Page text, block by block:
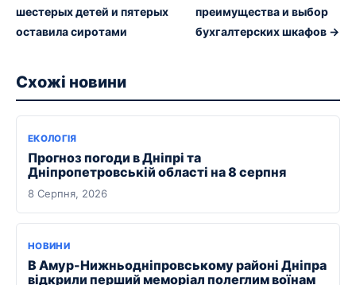
шестерых детей и пятерых
оставила сиротами
преимущества и выбор
бухгалтерских шкафов →
Схожі новини
ЕКОЛОГІЯ
Прогноз погоди в Дніпрі та
Дніпропетровській області на 8 серпня
8 Серпня, 2026
НОВИНИ
В Амур-Нижньодніпровському районі Дніпра
відкрили перший меморіал полеглим воїнам